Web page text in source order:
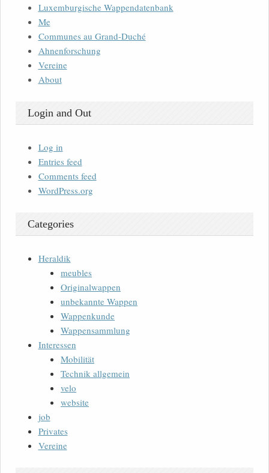
Luxemburgische Wappendatenbank
Me
Communes au Grand-Duché
Ahnenforschung
Vereine
About
Login and Out
Log in
Entries feed
Comments feed
WordPress.org
Categories
Heraldik
meubles
Originalwappen
unbekannte Wappen
Wappenkunde
Wappensammlung
Interessen
Mobilität
Technik allgemein
velo
website
job
Privates
Vereine